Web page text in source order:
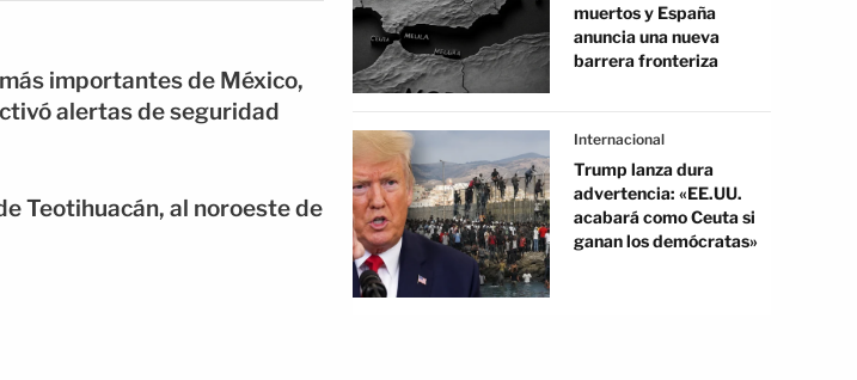
importantes de México,
alertas de seguridad
Teotihuacán, al noroeste de
muertos y España
anuncia una nueva
barrera fronteriza
Internacional
Trump lanza dura
advertencia: «EE.UU.
acabará como Ceuta si
ganan los demócratas»